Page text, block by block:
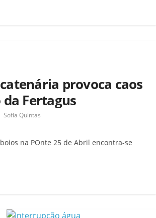
provoca caos
Fertagus
Sofia Quintas
na POnte 25 de Abril encontra-se